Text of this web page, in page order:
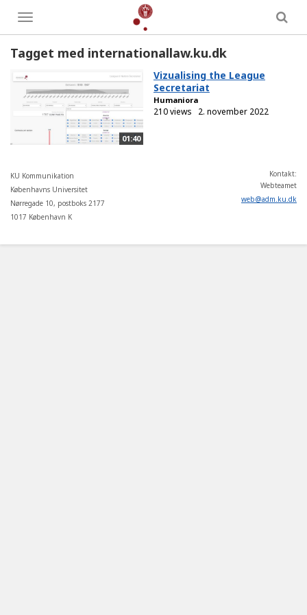
Toggle
menu
Tagget med internationallaw.ku.dk
01:40
Vizualising the League
Secretariat
Humaniora
210 views 2. november 2022
KU Kommunikation
Københavns Universitet
Nørregade 10, postboks 2177
1017 København K
Kontakt:
Webteamet
web@adm.ku.dk